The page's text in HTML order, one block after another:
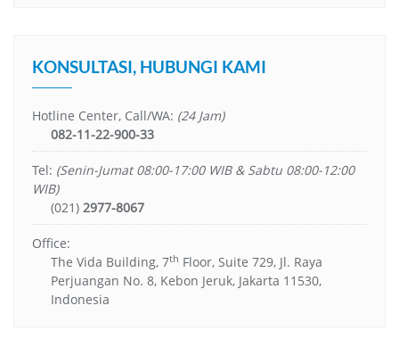
KONSULTASI, HUBUNGI KAMI
Hotline Center, Call/WA: (24 Jam)
082-11-22-900-33
Tel: (Senin-Jumat 08:00-17:00 WIB & Sabtu 08:00-12:00
WIB)
(021) 2977-8067
Office:
The Vida Building, 7th Floor, Suite 729, Jl. Raya
Perjuangan No. 8, Kebon Jeruk, Jakarta 11530,
Indonesia